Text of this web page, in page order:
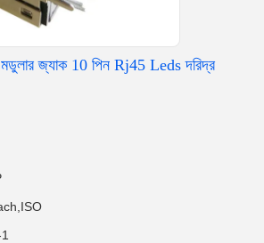
জ্যাক 10 পিন Rj45 Leds দরিদ্র